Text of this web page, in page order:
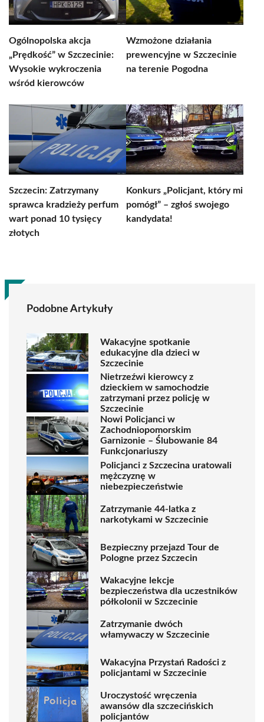
Ogólnopolska akcja
„Prędkość” w Szczecinie:
Wysokie wykroczenia
wśród kierowców
Wzmożone działania
prewencyjne w Szczecinie
na terenie Pogodna
Szczecin: Zatrzymany
sprawca kradzieży perfum
wart ponad 10 tysięcy
złotych
Konkurs „Policjant, który mi
pomógł” – zgłoś swojego
kandydata!
Podobne Artykuły
Wakacyjne spotkanie
edukacyjne dla dzieci w
Szczecinie
Nietrzeźwi kierowcy z
dzieckiem w samochodzie
zatrzymani przez policję w
Szczecinie
Nowi Policjanci w
Zachodniopomorskim
Garnizonie – Ślubowanie 84
Funkcjonariuszy
Policjanci z Szczecina uratowali
mężczyznę w
niebezpieczeństwie
Zatrzymanie 44-latka z
narkotykami w Szczecinie
Bezpieczny przejazd Tour de
Pologne przez Szczecin
Wakacyjne lekcje
bezpieczeństwa dla uczestników
półkolonii w Szczecinie
Zatrzymanie dwóch
włamywaczy w Szczecinie
Wakacyjna Przystań Radości z
policjantami w Szczecinie
Uroczystość wręczenia
awansów dla szczecińskich
policjantów